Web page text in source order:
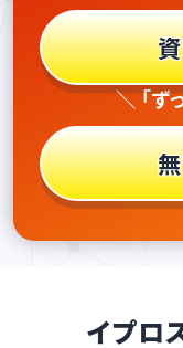
＼ 「ず
イプロ